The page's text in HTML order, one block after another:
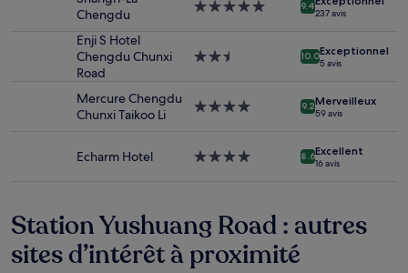
disponibilité
conditions
Chengdu
Hébergement
9.4
237 avis
Enji S Hotel
Chengdu Chunxi
Road
Hébergement
10.0Exceptionnel
5 avis
Mercure Chengdu
Chunxi Taikoo Li
Hébergement
9.2Merveilleux
59 avis
Echarm Hotel
Hébergement
8.6Excellent
16 avis
Station Yushuang Road : autres
sites d’intérêt à proximité